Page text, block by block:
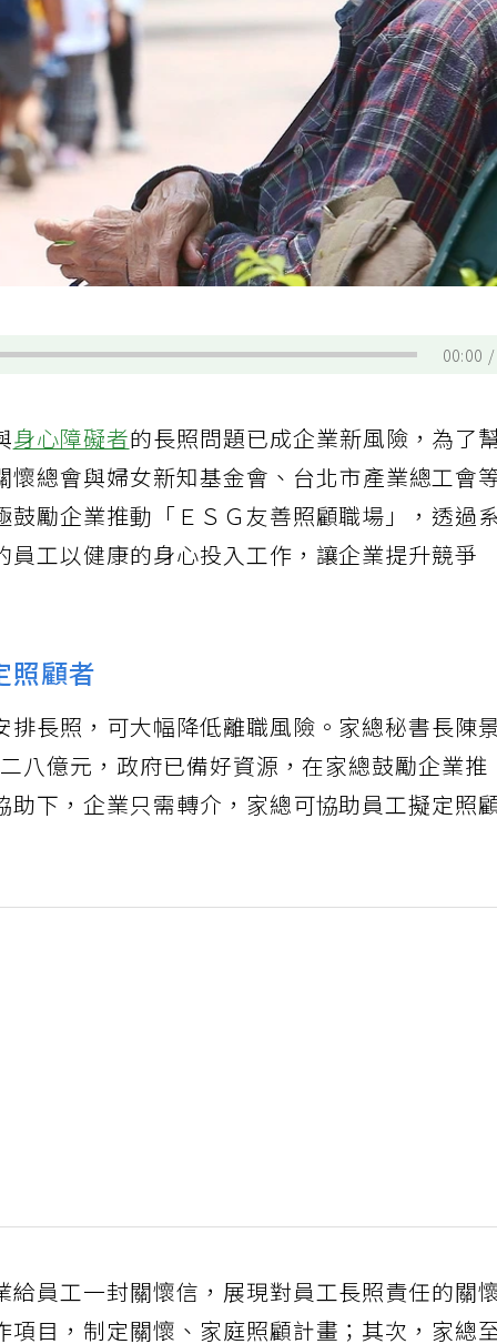
00:00
身心障礙者的長照問題已成企業新風險，為了
懷總會與婦女新知基金會、台北市產業總工會
鼓勵企業推動「ＥＳＧ友善照顧職場」，透過
工以健康的身心投入工作，讓企業提升競爭
照顧者
排長照，可大幅降低離職風險。家總秘書長陳
八億元，政府已備好資源，在家總鼓勵企業推
助下，企業只需轉介，家總可協助員工擬定照
給員工一封關懷信，展現對員工長照責任的關